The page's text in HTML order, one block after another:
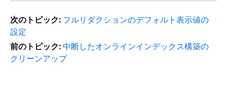
次のトピック: フルリダクションのデフォルト表示値の
設定
前のトピック: 中断したオンラインインデックス構築の
クリーンアップ